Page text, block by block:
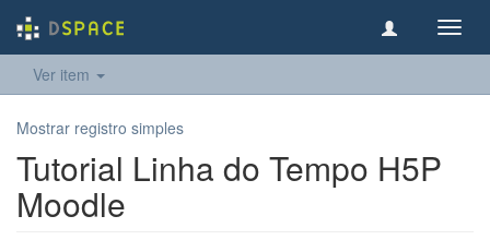
Ver item
Mostrar registro simples
Tutorial Linha do Tempo H5P
Moodle